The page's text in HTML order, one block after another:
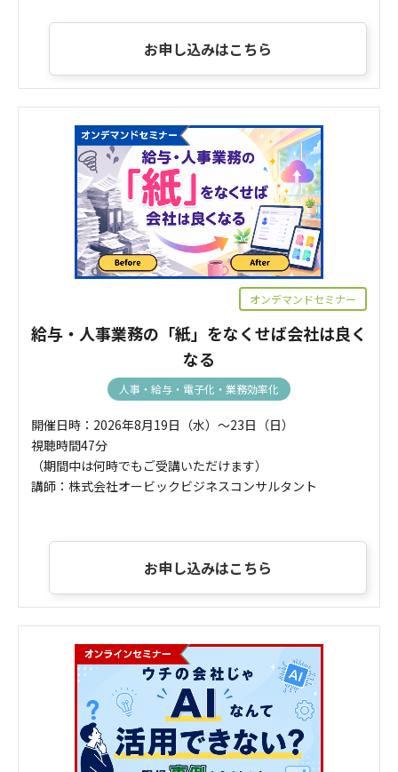
お申し込みはこちら
オンデマンドセミナー
給与・人事業務の「紙」をなくせば会社は良く
なる
人事・給与・電子化・業務効率化
開催日時：2026年8月19日（水）～23日（日）
視聴時間47分
（期間中は何時でもご受講いただけます）
講師：株式会社オービックビジネスコンサルタント
お申し込みはこちら